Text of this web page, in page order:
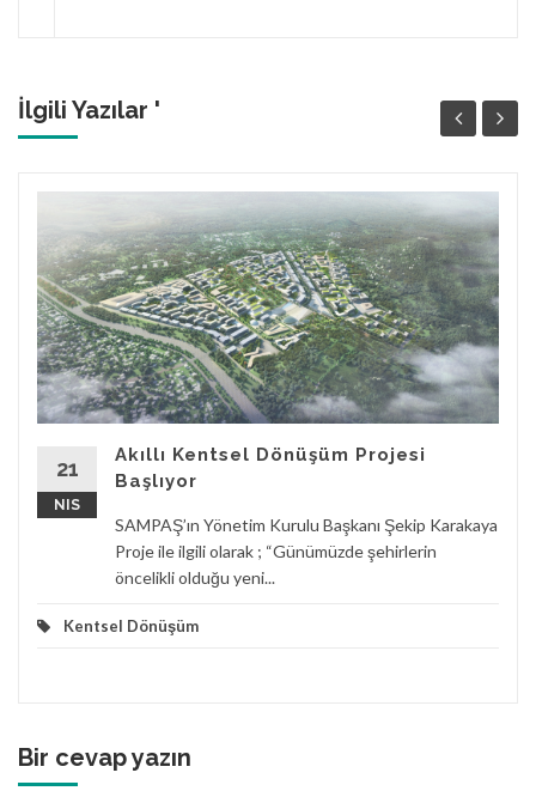
İlgili Yazılar '
21
NIS
Akıllı Kentsel Dönüşüm Projesi
Başlıyor
SAMPAŞ’ın Yönetim Kurulu Başkanı Şekip Karakaya
Proje ile ilgili olarak ; “Günümüzde şehirlerin
öncelikli olduğu yeni...
Kentsel Dönüşüm
Bir cevap yazın